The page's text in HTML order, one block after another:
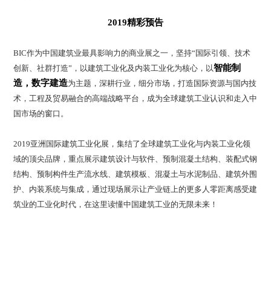
2019精彩预告
BIC作为中国建筑业最具影响力的商业展之一，坚持“国际引领、技术
创新、社群打造”，以建筑工业化及内装工业化为核心，以智能制
造，数字建造为主题，深耕行业，细分市场，打造国际资源与国内技
术，工程及贸易融合的高端战略平台，成为全球建筑工业认识和走入中
国市场的窗口。
2019亚洲国际建筑工业化展，集结了全球建筑工业化与内装工业化领
域的顶尖品牌，重点展示建筑设计与软件、预制混凝土结构、装配式钢
结构、预制构件生产流水线、建筑模板、混凝土与水泥制品、建筑外围
护、内装系统与集成，通过现场展示让产业链上的更多人零距离感受建
筑业的工业化时代，在这里读懂中国建筑工业的无限未来！